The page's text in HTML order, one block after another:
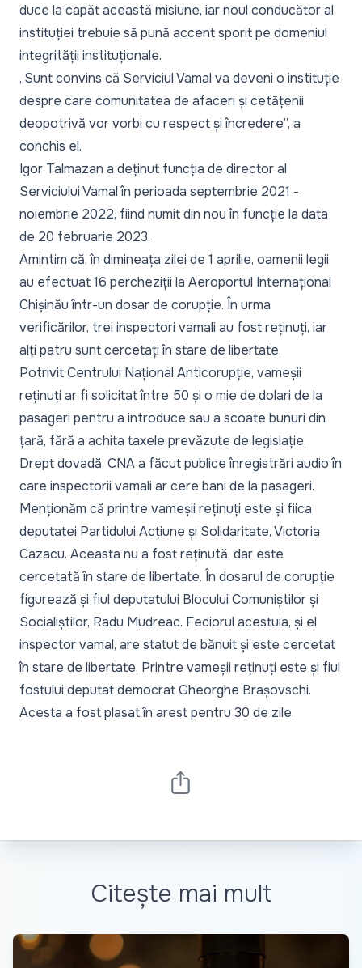
duce la capăt această misiune, iar noul conducător al
instituției trebuie să pună accent sporit pe domeniul
integrității instituționale.
„Sunt convins că Serviciul Vamal va deveni o instituție
despre care comunitatea de afaceri și cetățenii
deopotrivă vor vorbi cu respect și încredere”, a
conchis el.
Igor Talmazan a deținut funcția de director al
Serviciului Vamal în perioada septembrie 2021 -
noiembrie 2022, fiind numit din nou în funcție la data
de 20 februarie 2023.
Amintim că, în dimineața zilei de 1 aprilie, oamenii legii
au efectuat 16 percheziții la Aeroportul Internațional
Chișinău într-un dosar de corupție. În urma
verificărilor, trei inspectori vamali au fost reținuți, iar
alți patru sunt cercetați în stare de libertate.
Potrivit Centrului Național Anticorupție, vameșii
reținuți ar fi solicitat între 50 și o mie de dolari de la
pasageri pentru a introduce sau a scoate bunuri din
țară, fără a achita taxele prevăzute de legislație.
Drept dovadă, CNA a făcut publice înregistrări audio în
care inspectorii vamali ar cere bani de la pasageri.
Menționăm că printre vameșii reținuți este și fiica
deputatei Partidului Acțiune și Solidaritate, Victoria
Cazacu. Aceasta nu a fost reținută, dar este
cercetată în stare de libertate. În dosarul de corupție
figurează și fiul deputatului Blocului Comuniștilor și
Socialiștilor, Radu Mudreac. Feciorul acestuia, și el
inspector vamal, are statut de bănuit și este cercetat
în stare de libertate. Printre vameșii reținuți este și fiul
fostului deputat democrat Gheorghe Brașovschi.
Acesta a fost plasat în arest pentru 30 de zile.
Citește mai mult